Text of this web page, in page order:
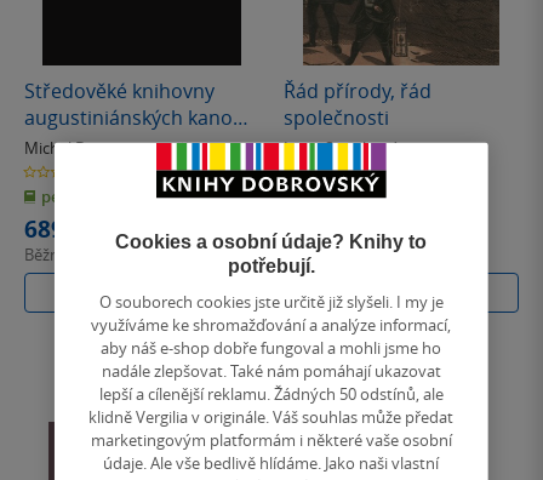
Středověké knihovny
augustiniánských kanonií
v Třeboni a Borovanech
Michal Dragoun& další
0.0
z
5
hvězdiček
pevná vazba
689 Kč
Běžně
Do košíku
Řád přírody, řád
společnosti
Lucie Storchová
0.0
z
5 pevná vazba
394 Kč
Běžně 440 Kč
Do košíku
Cookies a osobní údaje? Knihy to
potřebují.
O souborech cookies jste určitě již slyšeli. I my je
využíváme ke shromažďování a analýze informací,
aby náš e-shop dobře fungoval a mohli jsme ho
nadále zlepšovat. Také nám pomáhají ukazovat
lepší a cílenější reklamu. Žádných 50 odstínů, ale
klidně Vergilia v originále. Váš souhlas může předat
marketingovým platformám i některé vaše osobní
údaje. Ale vše bedlivě hlídáme. Jako naši vlastní